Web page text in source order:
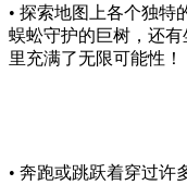
• 探索地图上各个独特
蜈蚣守护的巨树，还
里充满了无限可能性！
• 奔跑或跳跃着穿过许